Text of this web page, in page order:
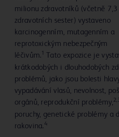
milionu zdravotníků (včetně
zdravotních sester) vystaveno
karcinogenním, mutagenním a
reprotoxickým nebezpečným
léčivům.1
Tato expozice je
krátkodobých i dlouhodobých
problémů, jako jsou bolesti
vypadávání vlasů, nevolnost,
orgánů, reprodukční problémy,
poruchy, genetické problémy a
rakovina. 4